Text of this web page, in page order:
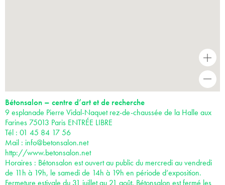
+
Bétonsalon – centre d’art et de recherche
9 esplanade Pierre Vidal-Naquet rez-de-chaussée de la Halle aux
Farines 75013 Paris ENTRÉE LIBRE
Tél : 01 45 84 17 56
Mail : info@betonsalon.net
http://www.betonsalon.net
Horaires : Bétonsalon est ouvert au public du mercredi au vendredi
de 11h à 19h, le samedi de 14h à 19h en période d’exposition.
Fermeture estivale du 31 juillet au 21 août. Bétonsalon est fermé les